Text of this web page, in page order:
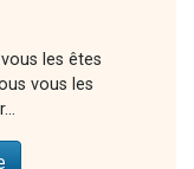
les êtes
vous les